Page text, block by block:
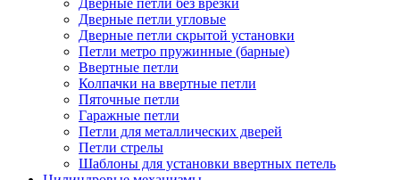
Дверные петли угловые
Дверные петли скрытой установки
Петли метро пружинные (барные)
Ввертные петли
Колпачки на ввертные петли
Пяточные петли
Гаражные петли
Петли для металлических дверей
Петли стрелы
Шаблоны для установки ввертных петель